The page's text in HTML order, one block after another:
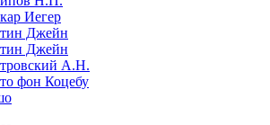
Иегер
Джейн
Джейн
А.Н.
фон Коцебу